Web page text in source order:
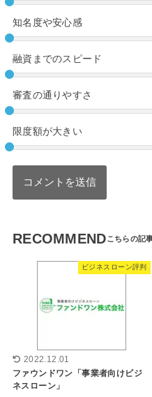
知名度や安心感
融資までのスピード
審査の通りやすさ
限度額が大きい
RECOMMEND
ビジネスローン評判
2022.12.01
ファウンドワン「事業者向けビジ
ネスローン」